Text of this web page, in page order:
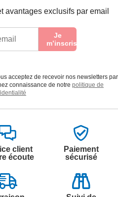
avantages exclusifs par email
Je
m’inscris
acceptez de recevoir nos newsletters par
connaissance de notre politique de
client
écoute
Paiement
sécurisé